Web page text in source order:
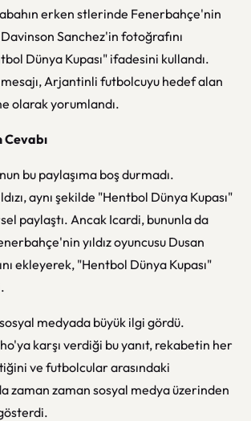
erken stlerinde Fenerbahçe'nin
Sanchez'in fotoğrafını
Dünya Kupası" ifadesini kullandı.
Arjantinli futbolcuyu hedef alan
olarak yorumlandı.
bu paylaşıma boş durmadı.
aynı şekilde "Hentbol Dünya Kupası"
paylaştı. Ancak Icardi, bununla da
yıldız oyuncusu Dusan
ekleyerek, "Hentbol Dünya Kupası"
medyada büyük ilgi gördü.
karşı verdiği bu yanıt, rekabetin her
ve futbolcular arasındaki
zaman zaman sosyal medya üzerinden